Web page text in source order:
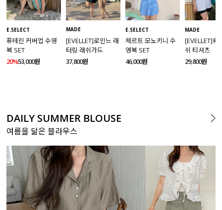
E.SELECT
퓨테린 커버업 수영
복 SET
20%53,000원
MADE
[EVELLET]로인느 래
터링 래쉬가드
37,800원
E.SELECT
체르트 모노키니 수
영복 SET
46,000원
MADE
[EVELLET]류
쉬 티셔츠
29,800원
DAILY SUMMER BLOUSE
여름을 닮은 블라우스